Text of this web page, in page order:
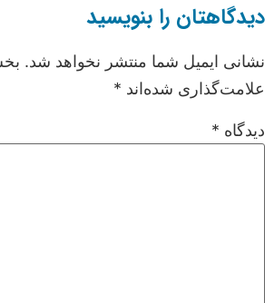
دیدگاهتان را بنویسید
نشانی ایمیل شما منتشر نخواهد شد.
علامت‌گذاری شده‌اند *
دیدگاه *